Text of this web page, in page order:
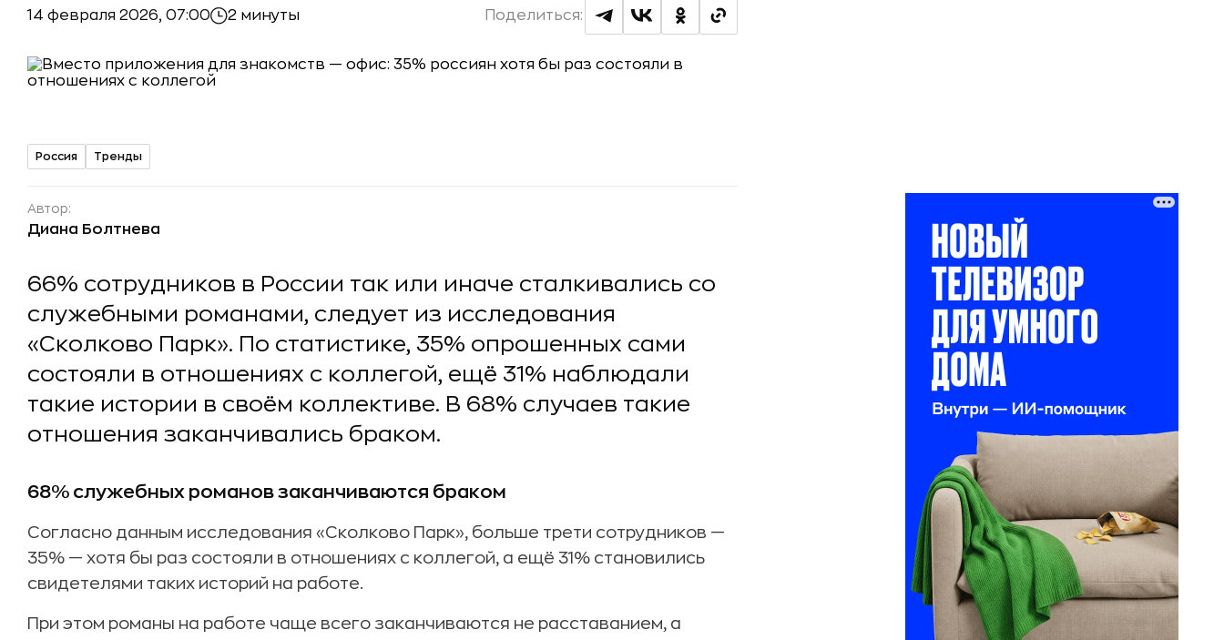
14 февраля 2026, 07:00 2 минуты Поделиться:
Россия Тренды
Автор:
Диана Болтнева
66% сотрудников в России так или иначе сталкивались со
служебными романами, следует из исследования
«Сколково Парк». По статистике, 35% опрошенных сами
состояли в отношениях с коллегой, ещё 31% наблюдали
такие истории в своём коллективе. В 68% случаев такие
отношения заканчивались браком.
68% служебных романов заканчиваются браком
Согласно данным исследования «Сколково Парк», больше трети сотрудников —
35% — хотя бы раз состояли в отношениях с коллегой, а ещё 31% становились
свидетелями таких историй на работе.
При этом романы на работе чаще всего заканчиваются не расставанием, а